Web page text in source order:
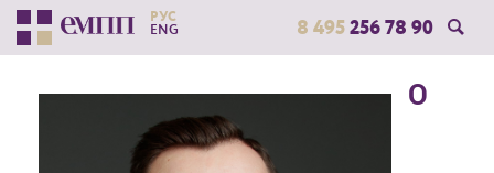
РУС
ENG
8 495 256 78 90
О